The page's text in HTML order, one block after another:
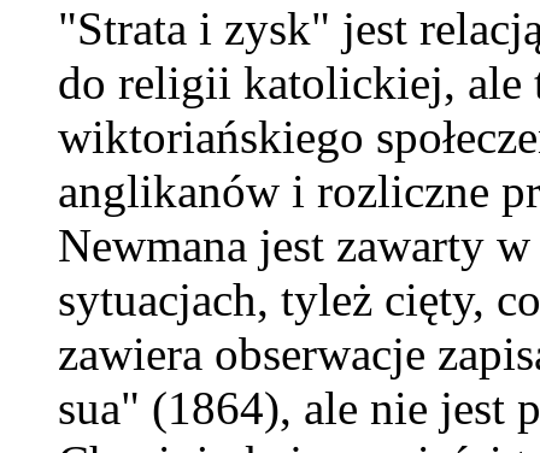
"Strata i zysk" jest
do religii katolickiej, ale
wiktoriańskiego
anglikanów i rozliczne
Newmana jest zawarty
sytuacjach, tyleż cięty,
zawiera obserwacje
sua" (1864), ale nie jest